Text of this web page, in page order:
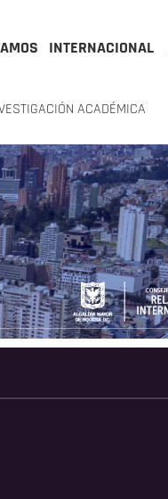
INTERNACIONAL
ACADÉMICA